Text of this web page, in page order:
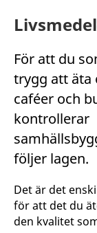
För att du
trygg att äta
caféer och
kontrollerar
följer lagen.
Det är det
för att det du
den kvalitet